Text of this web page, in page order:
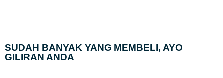
SUDAH BANYAK YANG MEMBELI, AYO
GILIRAN ANDA